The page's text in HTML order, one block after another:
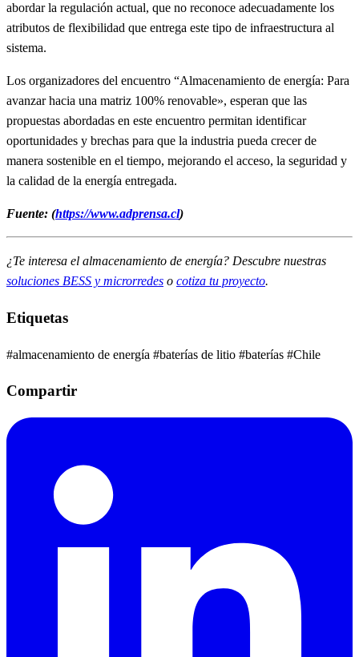
abordar la regulación actual, que no reconoce adecuadamente los
atributos de flexibilidad que entrega este tipo de infraestructura al
sistema.
Los organizadores del encuentro “Almacenamiento de energía: Para
avanzar hacia una matriz 100% renovable», esperan que las
propuestas abordadas en este encuentro permitan identificar
oportunidades y brechas para que la industria pueda crecer de
manera sostenible en el tiempo, mejorando el acceso, la seguridad y
la calidad de la energía entregada.
Fuente: (https://www.adprensa.cl)
¿Te interesa el almacenamiento de energía? Descubre nuestras
soluciones BESS y microrredes o cotiza tu proyecto.
Etiquetas
#almacenamiento de energía #baterías de litio #baterías #Chile
Compartir